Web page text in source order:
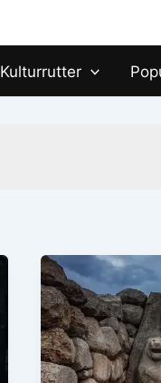
Kulturrutter